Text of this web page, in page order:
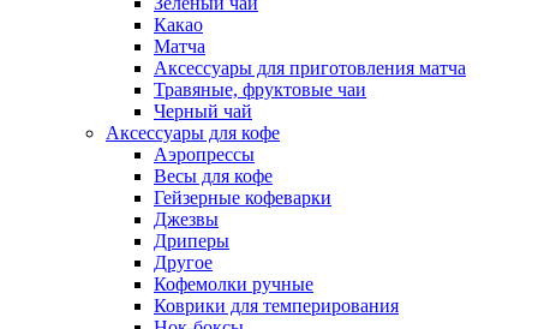
Какао
Матча
Аксессуары для приготовления матча
Травяные, фруктовые чаи
Черный чай
Аксессуары для кофе
Аэропрессы
Весы для кофе
Гейзерные кофеварки
Джезвы
Дриперы
Другое
Кофемолки ручные
Коврики для темперирования